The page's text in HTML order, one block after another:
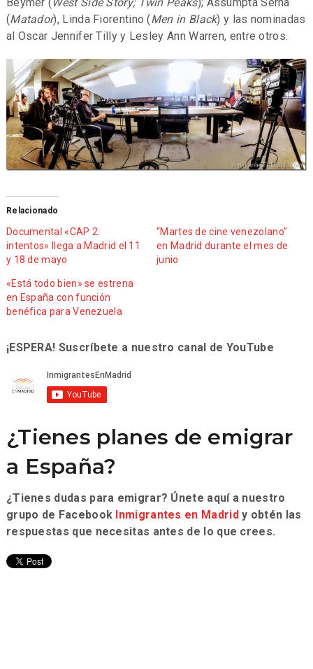
(Matador), Linda Fiorentino (Men in Black) y las nominadas
al Oscar Jennifer Tilly y Lesley Ann Warren, entre otros.
Relacionado
Documental «CAP 2:
intentos» llega a Madrid el 11
y 18 de mayo
“Martes de cine venezolano”
en Madrid durante el mes de
junio
«Está todo bien» se estrena
en España con función
benéfica para Venezuela
¡ESPERA! Suscríbete a nuestro canal de YouTube
¿Tienes planes de emigrar
a España?
¿Tienes dudas para emigrar? Únete aquí a nuestro
grupo de Facebook Inmigrantes en Madrid y obtén las
respuestas que necesitas antes de lo que crees.